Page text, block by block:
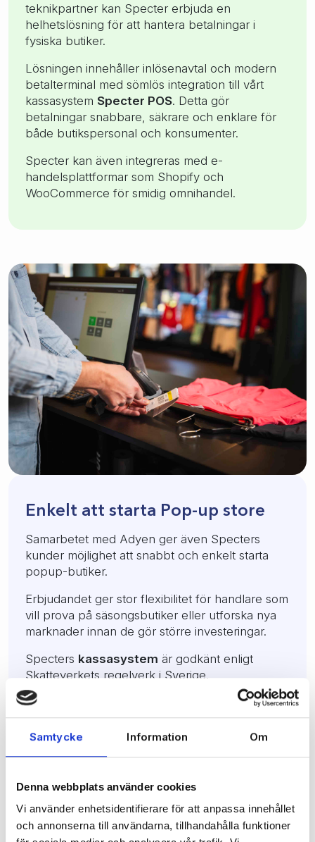
Samtycke Information Om
Denna webbplats använder cookies
Vi använder enhetsidentifierare för att anpassa innehållet
och annonserna till användarna, tillhandahålla funktioner
teknikpartner kan Specter erbjuda en
helhetslösning för att hantera betalningar i
fysiska butiker.
Lösningen innehåller inlösenavtal och modern
betalterminal med sömlös integration till vårt
kassasystem Specter POS. Detta gör
betalningar snabbare, säkrare och enklare för
både butikspersonal och konsumenter.
Specter kan även integreras med e-
handelsplattformar som Shopify och
WooCommerce för smidig omnihandel.
Enkelt att starta Pop-up store
Samarbetet med Adyen ger även Specters
kunder möjlighet att snabbt och enkelt starta
popup-butiker.
Erbjudandet ger stor flexibilitet för handlare som
vill prova på säsongsbutiker eller utforska nya
marknader innan de gör större investeringar.
Specters kassasystem är godkänt enligt
Skatteverkets regelverk i Sverige.